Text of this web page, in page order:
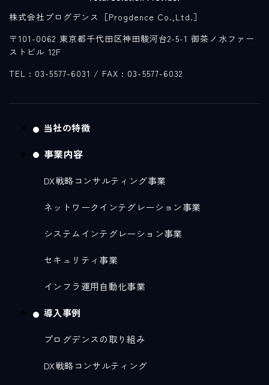
株式会社プログデンス［Progdence Co.,Ltd.］
〒101-0062 東京都千代田区神田駿河台2-5-1 御茶ノ水ファー
ストビル 12F
TEL : 03-5577-6031 / FAX : 03-5577-6032
当社の特徴
事業内容
DX戦略コンサルティング事業
ネットワークインテグレーション事業
システムインテグレーション事業
セキュリティ事業
インフラ運用自動化事業
導入事例
プログデンスの取り組み
DX戦略コンサルティング